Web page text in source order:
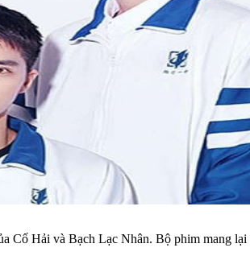
Cố Hải và Bạch Lạc Nhân. Bộ phim mang